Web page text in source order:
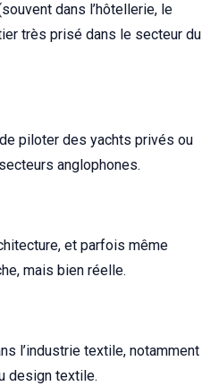
dans l’hôtellerie, le
très prisé dans le secteur du
piloter des yachts privés ou
anglophones.
et parfois même
mais bien réelle.
l’industrie textile, notamment
design textile.